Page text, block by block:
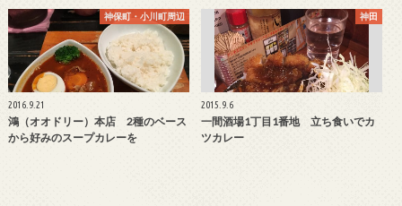
神保町・小川町周辺
2016.9.21
鴻（オオドリー）本店 2種のベース
から好みのスープカレーを
神田
2015.9.6
一間酒場1丁目1番地 立ち食いでカ
ツカレー